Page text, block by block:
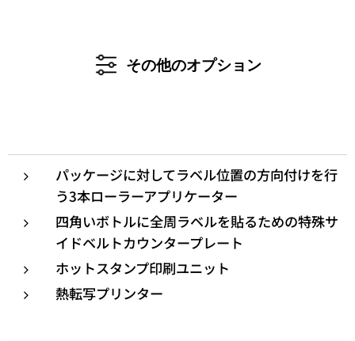
その他のオプション
パッケージに対してラベル位置の方向付けを行
う3本ローラーアプリケーター
四角いボトルに全周ラベルを貼るための特殊サ
イドベルトカウンタープレート
ホットスタンプ印刷ユニット
熱転写プリンター